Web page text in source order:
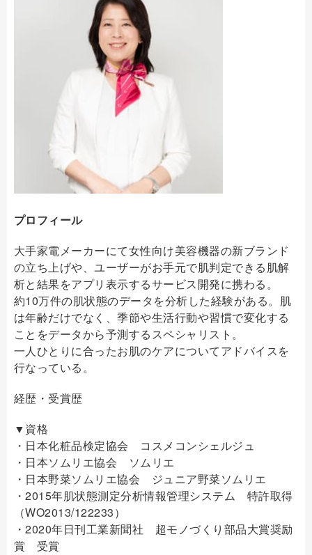
プロフィール
大手家電メーカーにて女性向け美容機器の新ブランド
の立ち上げや、ユーザーがお手元で肌判定できる肌解
析と結果をアプリ表示するサービス開発に携わる。
約10万件の肌状態のデータを分析した経験がある。肌
は年齢だけでなく、季節や生活行動や習慣で変化する
ことをデータから予測するスペシャリスト。
一人ひとりに合ったお肌のケアについてアドバイスを
行なっている。
経歴・受賞歴
▼資格
・日本化粧品検定協会 コスメコンシェルジュ
・日本ソムリエ協会 ソムリエ
・日本野菜ソムリエ協会 ジュニア野菜ソムリエ
・2015年肌状態測定分析情報管理システム 特許取得
（WO2013/122233）
・2020年日刊工業新聞社 超モノづくり部品大賞奨励
賞 受賞